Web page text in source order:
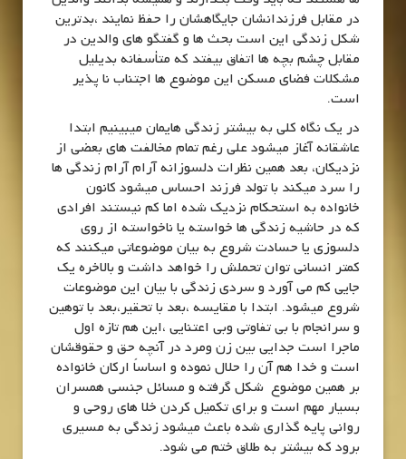
در مقابل فرزندانشان جایگاهشان را حفظ نمایند ،بدترین
شکل زندگی این است بحث ها و گفتگو های والدین در
مقابل چشم بچه ها اتفاق بیفتد که متأسفانه بدیلیل
مشکلات فضای مسکن این موضوع ها اجتناب نا پذیر
است.
در یک نگاه کلی به بیشتر زندگی هایمان میبینیم ابتدا
عاشقانه آغاز میشود علی رغم تمام مخالفت های بعضی از
نزدیکان، بعد همین نظرات دلسوزانه آرام آرام زندگی ها
را سرد میکند با تولد فرزند احساس میشود کانون
خانواده به استحکام نزدیک شده اما کم نیستند افرادی
که در حاشیه زندگی ها خواسته یا ناخواسته از روی
دلسوزی یا حسادت شروع به بیان موضوعاتی میکنند که
کمتر انسانی توان تحملش را خواهد داشت و بالاخره یک
جایی کم می آورد و سردی زندگی با بیان این موضوعات
شروع میشود. ابتدا با مقایسه ،بعد با تحقیر،بعد با توهین
و سرانجام با بی تفاوتی وبی اعتنایی ،این هم تازه اول
ماجرا است جدایی بین زن ومرد در آنچه حق و حقوقشان
است و خدا هم آن را حلال نموده و اساساً ارکان خانواده
بر همین موضوع شکل گرفته و مسائل جنسی همسران
بسیار مهم است و برای تکمیل کردن خلا های روحی و
روانی پایه گذاری شده باعث میشود زندگی به مسیری
برود که بیشتر به طلاق ختم می شود.